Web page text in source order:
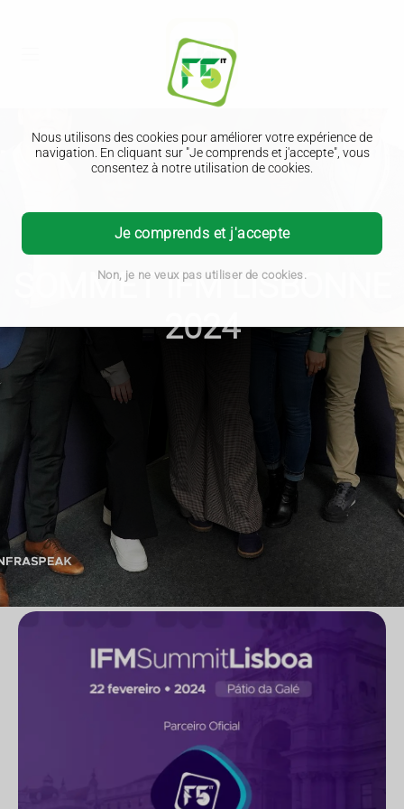
Nous utilisons des cookies pour améliorer votre expérience de
navigation. En cliquant sur "Je comprends et j'accepte", vous
consentez à notre utilisation de cookies.
Je comprends et j'accepte
Non, je ne veux pas utiliser de cookies.
SOMMET IFM LISBONNE
2024